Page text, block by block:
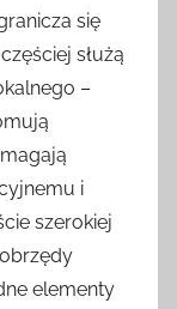
się
służą
–
i
szerokiej
elementy